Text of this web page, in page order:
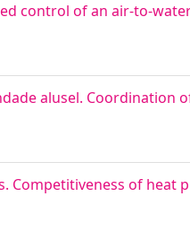
control of an air-to-
alusel. Coordination
of heat